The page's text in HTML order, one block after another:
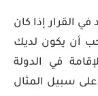
في القرار إذا كان
أن يكون لديك
في الدولة
سبيل المثال